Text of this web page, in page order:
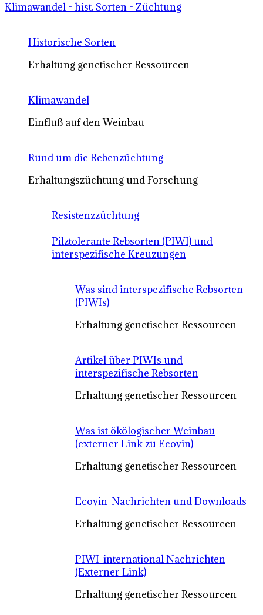
Klimawandel - hist. Sorten - Züchtung
Historische Sorten
Erhaltung genetischer Ressourcen
Klimawandel
Einfluß auf den Weinbau
Rund um die Rebenzüchtung
Erhaltungszüchtung und Forschung
Resistenzzüchtung
Pilztolerante Rebsorten (PIWI) und
interspezifische Kreuzungen
Was sind interspezifische Rebsorten
(PIWIs)
Erhaltung genetischer Ressourcen
Artikel über PIWIs und
interspezifische Rebsorten
Erhaltung genetischer Ressourcen
Was ist ökölogischer Weinbau
(externer Link zu Ecovin)
Erhaltung genetischer Ressourcen
Ecovin-Nachrichten und Downloads
Erhaltung genetischer Ressourcen
PIWI-international Nachrichten
(Externer Link)
Erhaltung genetischer Ressourcen